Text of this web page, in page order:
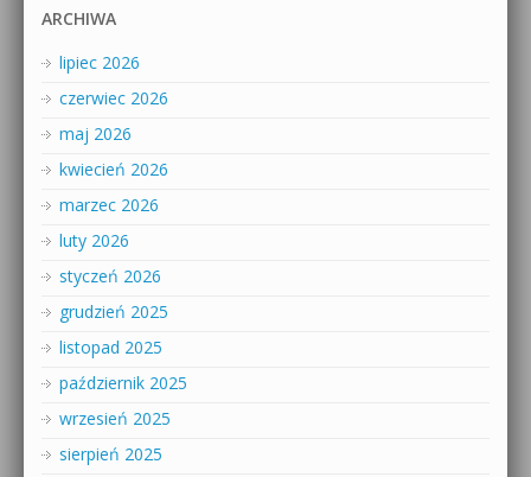
ARCHIWA
lipiec 2026
czerwiec 2026
maj 2026
kwiecień 2026
marzec 2026
luty 2026
styczeń 2026
grudzień 2025
listopad 2025
październik 2025
wrzesień 2025
sierpień 2025